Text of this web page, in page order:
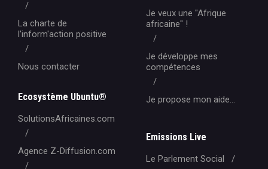
La charte de
l'inform'action positive
Nous contacter
Ecosystème Ubuntu®
SolutionsAfricaines.com
Agence Z-Diffusion.com
Je veux une "Afrique
africaine" !
Je développe mes
compétences
Je propose mon aide...
Emissions Live
Le Parlement Social